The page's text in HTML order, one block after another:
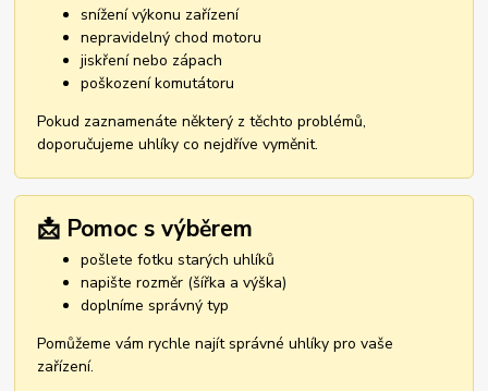
snížení výkonu zařízení
nepravidelný chod motoru
jiskření nebo zápach
poškození komutátoru
Pokud zaznamenáte některý z těchto problémů,
doporučujeme uhlíky co nejdříve vyměnit.
📩 Pomoc s výběrem
pošlete fotku starých uhlíků
napište rozměr (šířka a výška)
doplníme správný typ
Pomůžeme vám rychle najít správné uhlíky pro vaše
zařízení.